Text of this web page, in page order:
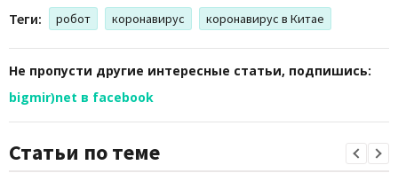
Теги: робот коронавирус коронавирус в Китае
Не пропусти другие интересные статьи, подпишись:
bigmir)net в facebook
Статьи по теме